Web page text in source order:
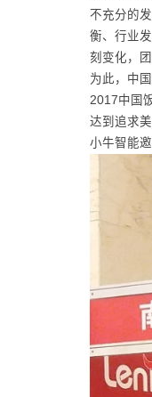
不充分的
衡、行业
刻变化，
为此，中
2017中国
达到追求
小牛智能